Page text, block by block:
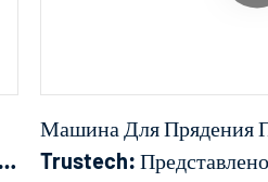
Машина Для Прядения
Trustech: